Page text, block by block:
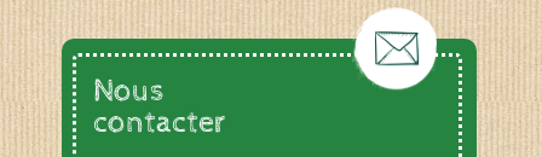
Nous
contacter